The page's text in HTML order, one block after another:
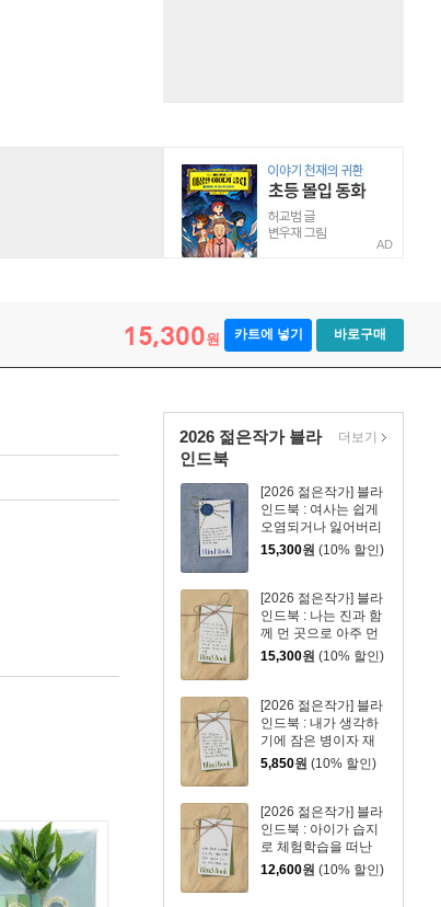
AD
15,300원 카트에 넣기 바로구매
2026 젊은작가 블라
인드북
[2026 젊은작가] 블라
인드북 : 여사는 쉽게
오염되거나 잃어버리
기 쉬운 물건은 아예
15,300원 (10% 할인)
[2026 젊은작가] 블라
인드북 : 나는 진과 함
께 먼 곳으로 아주 먼
곳으로 떠나고 싶었
15,300원 (10% 할인)
[2026 젊은작가] 블라
인드북 : 내가 생각하
기에 잠은 병이자 재
능이다.
5,850원 (10% 할인)
[2026 젊은작가] 블라
인드북 : 아이가 습지
로 체험학습을 떠난
오전, 수임은 초여름
의 햇볕이 진득하게
12,600원 (10% 할인)
더보기